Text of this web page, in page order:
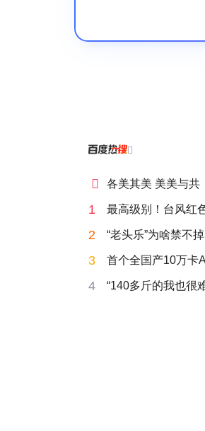

 各美其美 美美与共
1 最高级别！台风红
2 “老头乐”为啥禁不掉
3 首个全国产10万卡
4 “140多斤的我也很